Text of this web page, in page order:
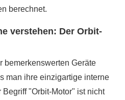
berechnet.
verstehen: Der Orbit-
bemerkenswerten Geräte
man ihre einzigartige interne
"Orbit-Motor" ist nicht